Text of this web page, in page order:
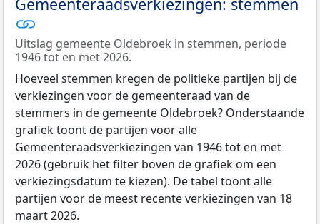
Uitslag gemeente Oldebroek in stemmen, periode
1946 tot en met 2026.
Hoeveel stemmen kregen de politieke partijen bij de
verkiezingen voor de gemeenteraad van de
stemmers in de gemeente Oldebroek? Onderstaande
grafiek toont de partijen voor alle
Gemeenteraadsverkiezingen van 1946 tot en met
2026 (gebruik het filter boven de grafiek om een
verkiezingsdatum te kiezen). De tabel toont alle
partijen voor de meest recente verkiezingen van 18
maart 2026.